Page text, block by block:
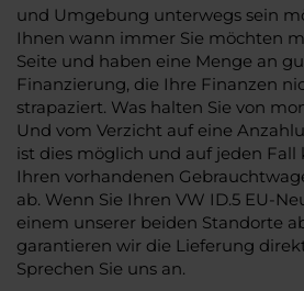
und Umgebung unterwegs sein
Ihnen wann immer Sie möchten
Seite und haben eine Menge an
Finanzierung, die Ihre Finanzen
strapaziert. Was halten Sie von
Und vom Verzicht auf eine
ist dies möglich und auf jeden
Ihren vorhandenen
ab. Wenn Sie Ihren VW ID.5 EU-
einem unserer beiden Standorte
garantieren wir die Lieferung
Sprechen Sie uns an.